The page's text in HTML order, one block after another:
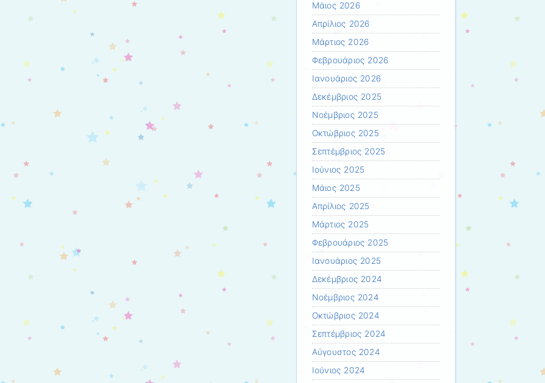
Μάιος 2026
Απρίλιος 2026
Μάρτιος 2026
Φεβρουάριος 2026
Ιανουάριος 2026
Δεκέμβριος 2025
Νοέμβριος 2025
Οκτώβριος 2025
Σεπτέμβριος 2025
Ιούνιος 2025
Μάιος 2025
Απρίλιος 2025
Μάρτιος 2025
Φεβρουάριος 2025
Ιανουάριος 2025
Δεκέμβριος 2024
Νοέμβριος 2024
Οκτώβριος 2024
Σεπτέμβριος 2024
Αύγουστος 2024
Ιούνιος 2024